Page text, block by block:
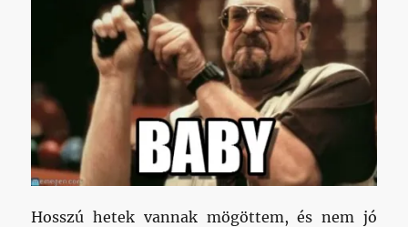
Hosszú hetek vannak mögöttem, és nem jó